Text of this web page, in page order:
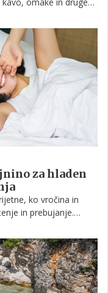
za hladen
ko vročina in
in prebujanje.
telesa in